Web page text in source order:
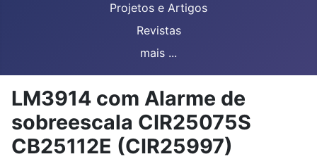
Projetos e Artigos
Revistas
mais ...
LM3914 com Alarme de
sobreescala CIR25075S
CB25112E (CIR25997)